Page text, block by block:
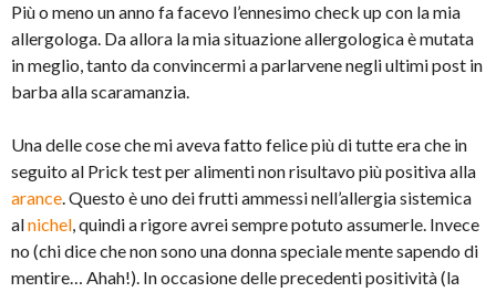
Più o meno un anno fa facevo l’ennesimo check up con la mia
allergologa. Da allora la mia situazione allergologica è mutata
in meglio, tanto da convincermi a parlarvene negli ultimi post in
barba alla scaramanzia.
Una delle cose che mi aveva fatto felice più di tutte era che in
seguito al Prick test per alimenti non risultavo più positiva alla
arance. Questo è uno dei frutti ammessi nell’allergia sistemica
alnichel, quindi a rigore avrei sempre potuto assumerle. Invece
no (chi dice che non sono una donna speciale mente sapendo di
mentire… Ahah!). In occasione delle precedenti positività (la